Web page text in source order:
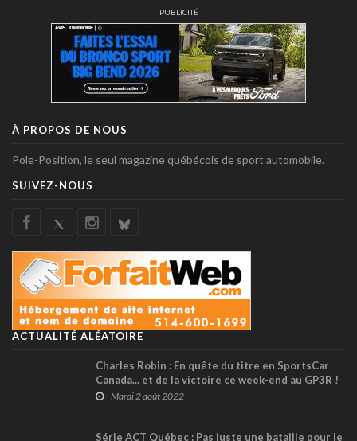
PUBLICITÉ
À PROPOS DE NOUS
Pole-Position, le seul magazine québécois de sport automobile.
SUIVEZ-NOUS
ACTUALITÉ ALÉATOIRE
Charles Robin : En quête du titre en SportsCar
Canada... et de la victoire ce week-end au GP3R !
Mardi 2 août 2022
Série ACT Québec : Pas juste une bataille pour le